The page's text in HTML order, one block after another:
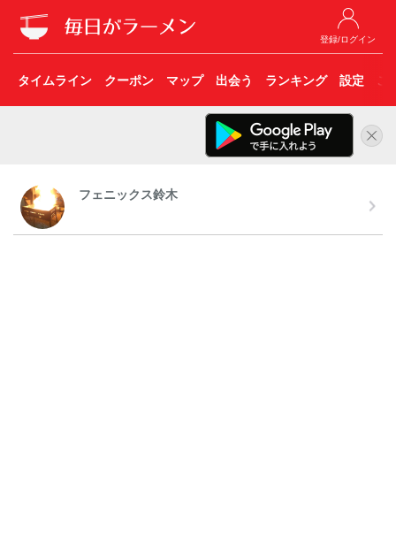
登録/ログイン
タイムライン クーポン マップ 出会う ランキング 設定 こ
フェニックス鈴木